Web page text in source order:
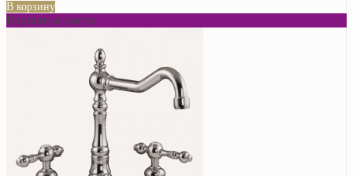
В корзину
Варианты цвета